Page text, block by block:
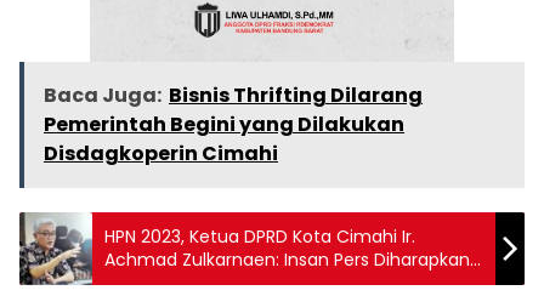
Baca Juga: Bisnis Thrifting Dilarang
Pemerintah Begini yang Dilakukan
Disdagkoperin Cimahi
HPN 2023, Ketua DPRD Kota Cimahi Ir.
Achmad Zulkarnaen: Insan Pers Diharapkan
Terus Meningkatkan Kompetensinya